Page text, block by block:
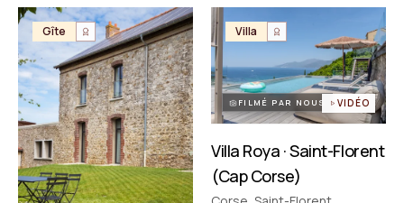
Déjà référencé ?Espace pro
Offre conciergeries
Offre agences immobilières
EXPLORER
JOURNAL
Lieux, idées et art de vivre
OUTILS GRATUITS
Simulateurs & scrapers — aucun compte
PARTENAIRES
Gîte Villa
FILMÉ PAR NOUS VIDÉO
Villa Roya · Saint-Florent
(Cap Corse)